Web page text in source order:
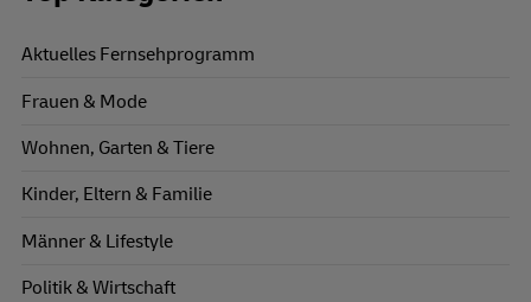
Aktuelles Fernsehprogramm
Frauen & Mode
Wohnen, Garten & Tiere
Kinder, Eltern & Familie
Männer & Lifestyle
Politik & Wirtschaft